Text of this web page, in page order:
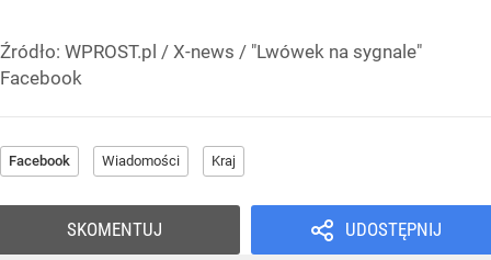
Źródło: WPROST.pl / X-news / "Lwówek na sygnale"
Facebook
Facebook Wiadomości Kraj
UDOSTĘPNIJ
SKOMENTUJ